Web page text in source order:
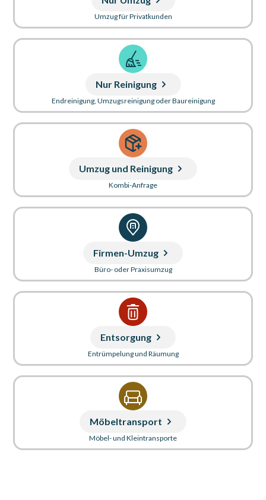
Umzug für Privatkunden
Nur Reinigung
Endreinigung, Umzugsreinigung oder Baureinigung
Umzug und Reinigung
Kombi-Anfrage
Firmen-Umzug
Büro- oder Praxisumzug
Entsorgung
Entrümpelung und Räumung
Möbeltransport
Möbel- und Kleintransporte